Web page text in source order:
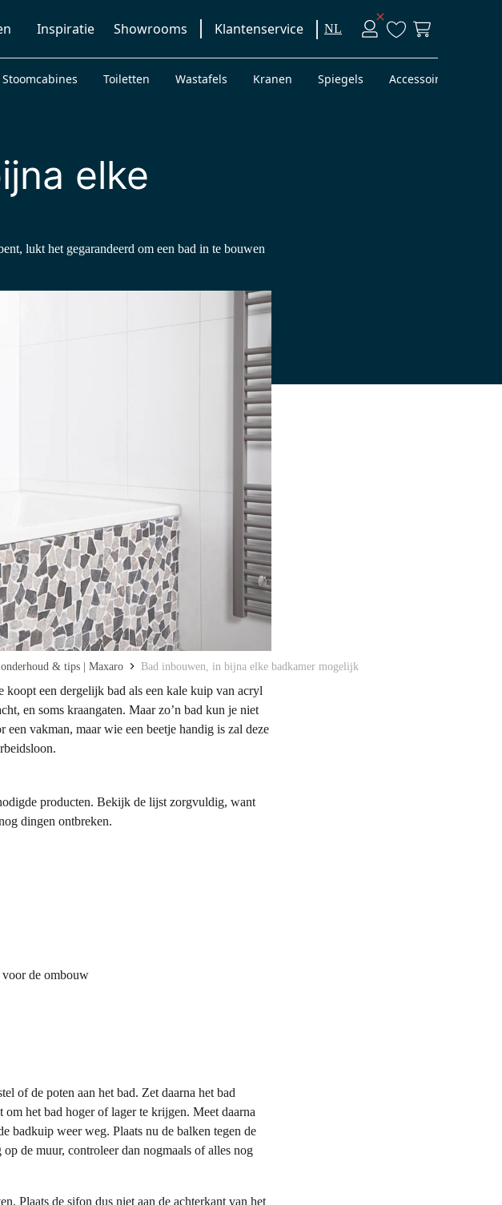
Inspiratie Showrooms Klantenservice NL
Stoomcabines Toiletten Wastafels Kranen Spiegels Accessoires
elke
lukt het gegarandeerd om een bad in te bouwen
& tips | Maxaro Bad inbouwen, in bijna elke badkamer mogelijk
koopt een dergelijk bad als een kale kuip van acryl
en soms kraangaten. Maar zo’n bad kun je niet
vakman, maar wie een beetje handig is zal deze
producten. Bekijk de lijst zorgvuldig, want
dingen ontbreken.
de ombouw
of de poten aan het bad. Zet daarna het bad
het bad hoger of lager te krijgen. Meet daarna
badkuip weer weg. Plaats nu de balken tegen de
de muur, controleer dan nogmaals of alles nog
Plaats de sifon dus niet aan de achterkant van het